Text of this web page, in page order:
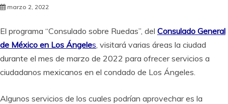
marzo 2, 2022
El programa “Consulado sobre Ruedas”, del Consulado General
de México en Los Ángeles , visitará varias áreas la ciudad
durante el mes de marzo de 2022 para ofrecer servicios a
ciudadanos mexicanos en el condado de Los Ángeles.
Algunos servicios de los cuales podrían aprovechar es la